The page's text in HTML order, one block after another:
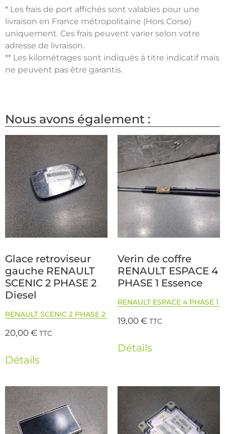
* Les frais de port affichés sont valables pour une
livraison en France métropolitaine (Hors Corse)
uniquement. Ces frais peuvent varier selon votre
adresse de livraison.
** Les kilométrages sont indiqués à titre indicatif mais
ne peuvent pas être garantis.
Nous avons également :
Glace retroviseur
gauche RENAULT
SCENIC 2 PHASE 2
Diesel
RENAULT SCENIC 2 PHASE 2
20,00€ TTC
Détails
Verin de coffre
RENAULT ESPACE 4
PHASE 1 Essence
RENAULT ESPACE 4 PHASE 1
19,00€ TTC
Détails